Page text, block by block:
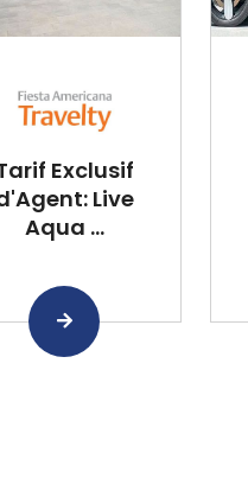
Exclusif
Live
Aqua ...